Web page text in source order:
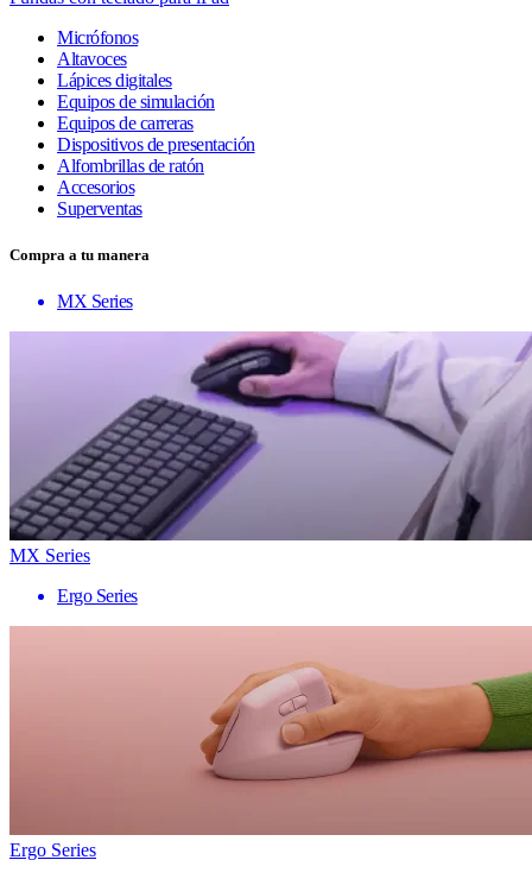
Micrófonos
Altavoces
Lápices digitales
Equipos de simulación
Equipos de carreras
Dispositivos de presentación
Alfombrillas de ratón
Accesorios
Superventas
Compra a tu manera
MX Series
MX Series
Ergo Series
Ergo Series